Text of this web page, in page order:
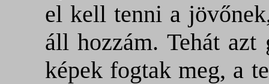
el kell tenni a
áll hozzám. Tehát azt
képek fogtak meg, a